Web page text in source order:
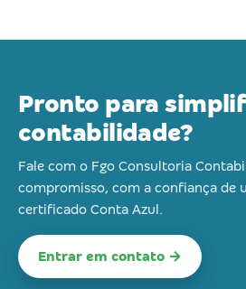
Pronto para
contabilidade?
Fale com o Fgo Consultoria
compromisso, com a confiança de
certificado Conta Azul.
Entrar em contato →